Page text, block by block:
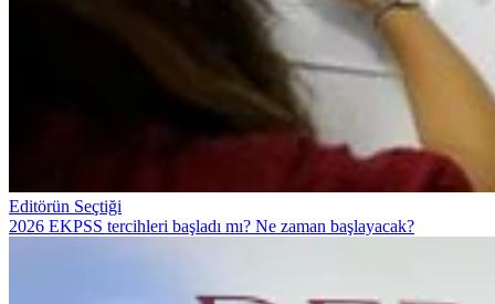
Editörün Seçtiği
2026 EKPSS tercihleri başladı mı? Ne zaman başlayacak?